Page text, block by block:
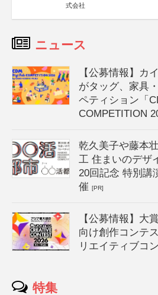
式会社
ニュース
【公募情報】カ
がタッグ、家具
ペティション「
COMPETITION
乾久美子や藤本
工 住まいのデザ
20回記念 特別講
催[PR]
【公募情報】大
向け創作コンテ
リエイティブコ
特集